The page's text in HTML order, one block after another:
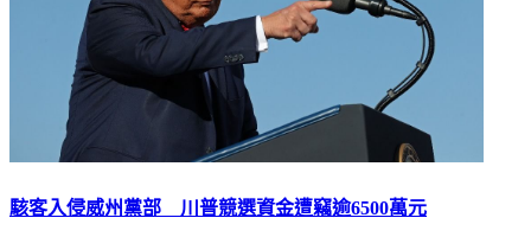
駭客入侵威州黨部 川普競選資金遭竊逾6500萬元